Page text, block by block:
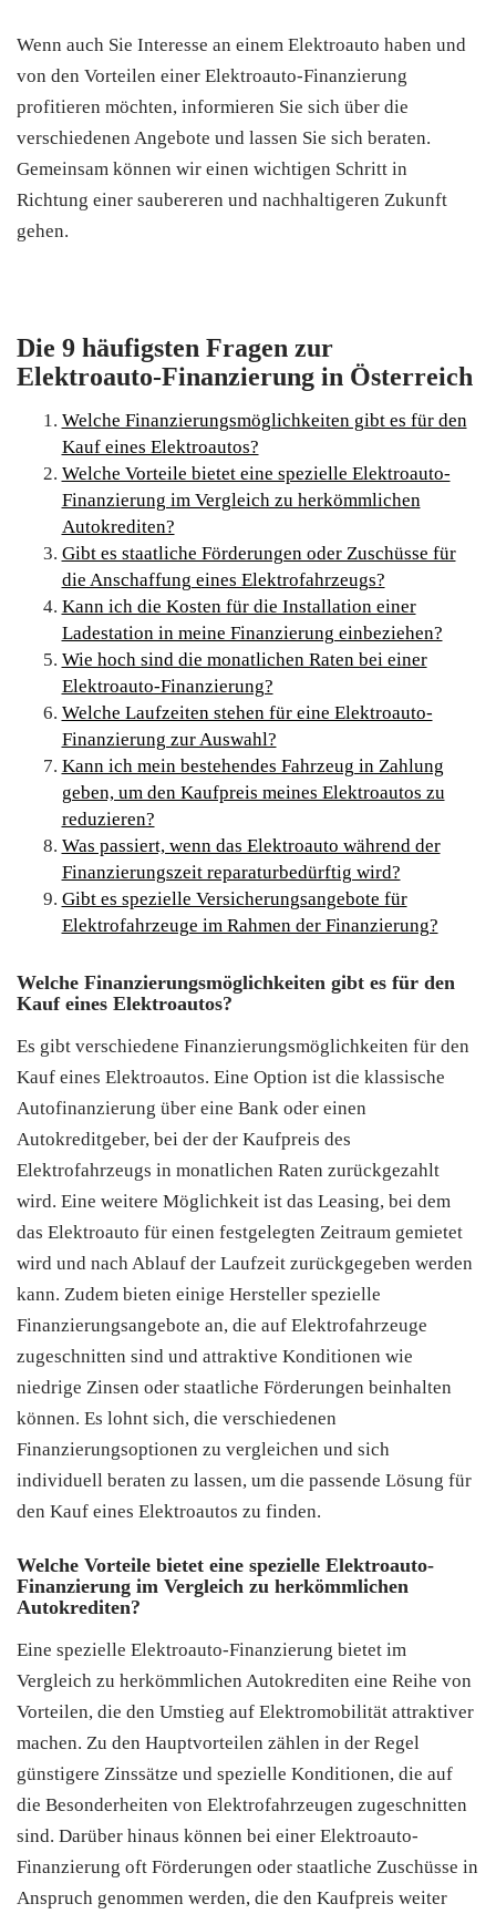
Wenn auch Sie Interesse an einem Elektroauto haben und
von den Vorteilen einer Elektroauto-Finanzierung
profitieren möchten, informieren Sie sich über die
verschiedenen Angebote und lassen Sie sich beraten.
Gemeinsam können wir einen wichtigen Schritt in
Richtung einer saubereren und nachhaltigeren Zukunft
gehen.
Die 9 häufigsten Fragen zur
Elektroauto-Finanzierung in Österreich
Welche Finanzierungsmöglichkeiten gibt es für den
Kauf eines Elektroautos?
Welche Vorteile bietet eine spezielle Elektroauto-
Finanzierung im Vergleich zu herkömmlichen
Autokrediten?
Gibt es staatliche Förderungen oder Zuschüsse für
die Anschaffung eines Elektrofahrzeugs?
Kann ich die Kosten für die Installation einer
Ladestation in meine Finanzierung einbeziehen?
Wie hoch sind die monatlichen Raten bei einer
Elektroauto-Finanzierung?
Welche Laufzeiten stehen für eine Elektroauto-
Finanzierung zur Auswahl?
Kann ich mein bestehendes Fahrzeug in Zahlung
geben, um den Kaufpreis meines Elektroautos zu
reduzieren?
Was passiert, wenn das Elektroauto während der
Finanzierungszeit reparaturbedürftig wird?
Gibt es spezielle Versicherungsangebote für
Elektrofahrzeuge im Rahmen der Finanzierung?
Welche Finanzierungsmöglichkeiten gibt es für den
Kauf eines Elektroautos?
Es gibt verschiedene Finanzierungsmöglichkeiten für den
Kauf eines Elektroautos. Eine Option ist die klassische
Autofinanzierung über eine Bank oder einen
Autokreditgeber, bei der der Kaufpreis des
Elektrofahrzeugs in monatlichen Raten zurückgezahlt
wird. Eine weitere Möglichkeit ist das Leasing, bei dem
das Elektroauto für einen festgelegten Zeitraum gemietet
wird und nach Ablauf der Laufzeit zurückgegeben werden
kann. Zudem bieten einige Hersteller spezielle
Finanzierungsangebote an, die auf Elektrofahrzeuge
zugeschnitten sind und attraktive Konditionen wie
niedrige Zinsen oder staatliche Förderungen beinhalten
können. Es lohnt sich, die verschiedenen
Finanzierungsoptionen zu vergleichen und sich
individuell beraten zu lassen, um die passende Lösung für
den Kauf eines Elektroautos zu finden.
Welche Vorteile bietet eine spezielle Elektroauto-
Finanzierung im Vergleich zu herkömmlichen
Autokrediten?
Eine spezielle Elektroauto-Finanzierung bietet im
Vergleich zu herkömmlichen Autokrediten eine Reihe von
Vorteilen, die den Umstieg auf Elektromobilität attraktiver
machen. Zu den Hauptvorteilen zählen in der Regel
günstigere Zinssätze und spezielle Konditionen, die auf
die Besonderheiten von Elektrofahrzeugen zugeschnitten
sind. Darüber hinaus können bei einer Elektroauto-
Finanzierung oft Förderungen oder staatliche Zuschüsse in
Anspruch genommen werden, die den Kaufpreis weiter